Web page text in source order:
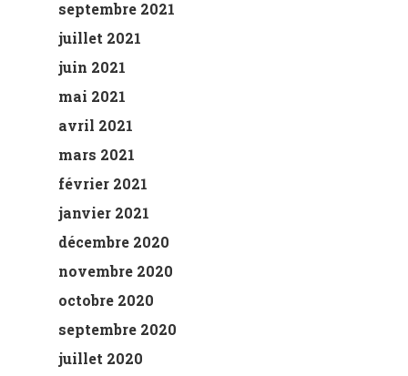
septembre 2021
juillet 2021
juin 2021
mai 2021
avril 2021
mars 2021
février 2021
janvier 2021
décembre 2020
novembre 2020
octobre 2020
septembre 2020
juillet 2020